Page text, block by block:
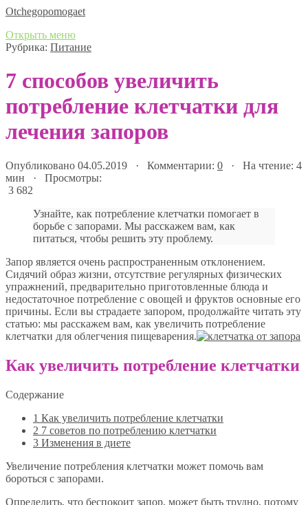
Оtchegopomogaet
Открыть меню
Рубрика: Питание
7 способов увеличить
потребление клетчатки для
лечения запоров
Опубликовано 04.05.2019 · Комментарии: 0 · На чтение: 4
мин · Просмотры:
3 682
Узнайте, как потребление клетчатки помогает в
борьбе с запорами. Мы расскажем вам, как
питаться, чтобы решить эту проблему.
Запор является очень распространенным отклонением.
Сидячий образ жизни, отсутствие регулярных физических
упражнений, предварительно приготовленные блюда и
недостаточное потребление с овощей и фруктов основные его
причины. Если вы страдаете запором, продолжайте читать эту
статью: мы расскажем вам, как увеличить потребление
клетчатки для облегчения пищеварения.
Как увеличить потребление клетчатки
Содержание
1 Как увеличить потребление клетчатки
2 7 советов по потреблению клетчатки
3 Изменения в диете
Увеличение потребления клетчатки может помочь вам
бороться с запорами.
Определить, что беспокоит запор, может быть трудно, потому